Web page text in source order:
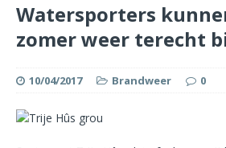
Watersporters
zomer weer terecht
10/04/2017 Brandweer 0